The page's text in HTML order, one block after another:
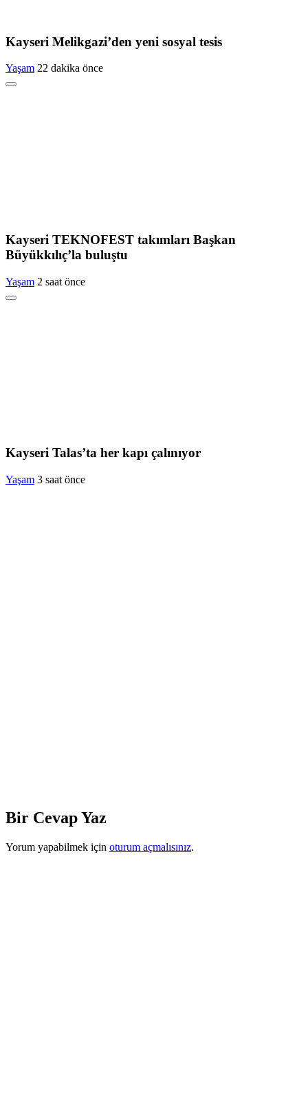
Kayseri Melikgazi’den yeni sosyal tesis
Yaşam 22 dakika önce
Kayseri TEKNOFEST takımları Başkan
Büyükkılıç’la buluştu
Yaşam 2 saat önce
Kayseri Talas’ta her kapı çalınıyor
Yaşam 3 saat önce
Bir Cevap Yaz
Yorum yapabilmek için oturum açmalısınız.